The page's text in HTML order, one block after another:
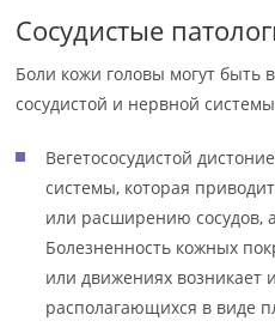
Сосудистые
Боли кожи головы могут быть
сосудистой и нервной
Вегетососудистой
системы, которая
или расширению сосудов,
Болезненность кожных
или движениях возникает
располагающихся в виде